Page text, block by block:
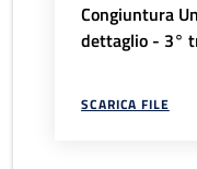
Congiuntura
dettaglio - 3°
SCARICA FILE